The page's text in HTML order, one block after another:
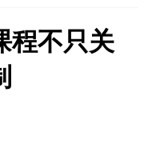
程不只关